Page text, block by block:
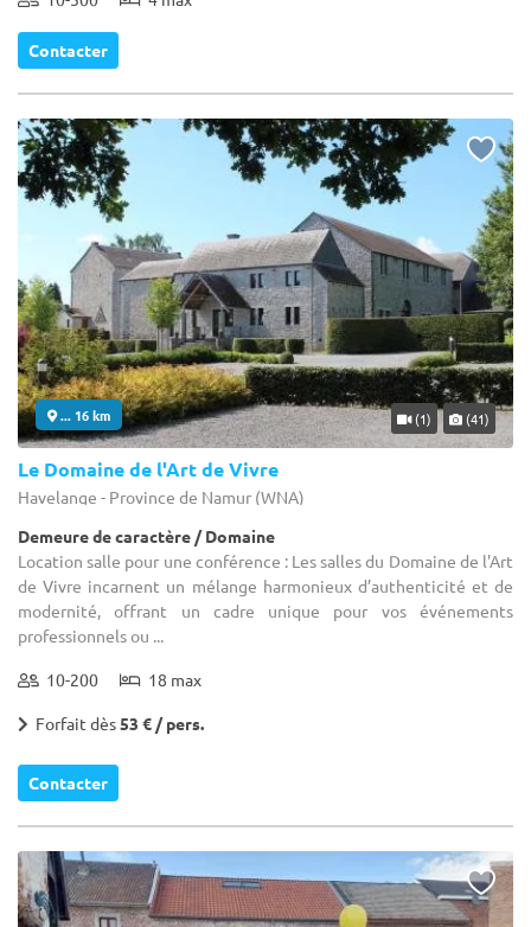
Contacter
... 16 km (1) (41)
Le Domaine de l'Art de Vivre
Havelange - Province de Namur (WNA)
Demeure de caractère / Domaine
Location salle pour une conférence : Les salles du Domaine de l'Art
de Vivre incarnent un mélange harmonieux d’authenticité et de
modernité, offrant un cadre unique pour vos événements
professionnels ou ...
10-200 18 max
Forfait dès53 € / pers.
Contacter